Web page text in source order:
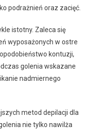
podrażnień oraz zacięć.
istotny. Zaleca się
wyposażonych w ostre
kontuzji,
golenia wskazane
nadmiernego
metod depilacji dla
nie tylko nawilża